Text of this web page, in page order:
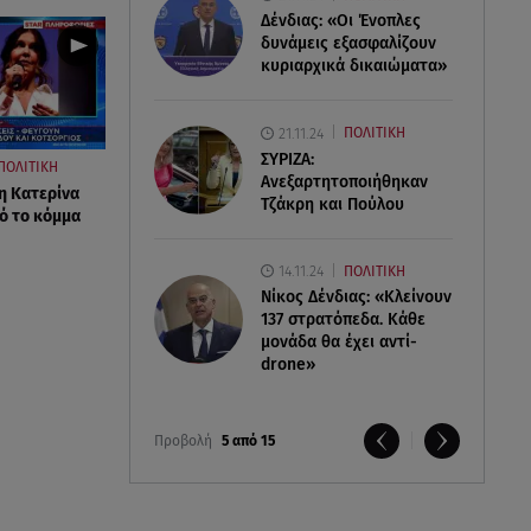
Δένδιας: «Οι Ένοπλες
δυνάμεις εξασφαλίζουν
κυριαρχικά δικαιώματα»
21.11.24 ΠΟΛΙΤΙΚΗ
ΣΥΡΙΖΑ:
Ανεξαρτητοποιήθηκαν
Τζάκρη και Πούλου
14.11.24 ΠΟΛΙΤΙΚΗ
Νίκος Δένδιας: «Κλείνουν
137 στρατόπεδα. Kάθε
μονάδα θα έχει αντί-
drone»
Προβολή 5 από 15
Κατερίνα
το κόμμα